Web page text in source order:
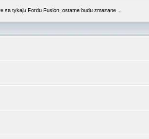
tykaju Fordu Fusion, ostatne budu zmazane ...